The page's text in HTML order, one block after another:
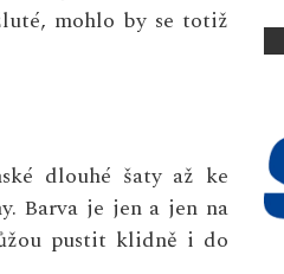
mohlo by se totiž
dlouhé šaty až ke
Barva je jen a jen na
pustit klidně i do